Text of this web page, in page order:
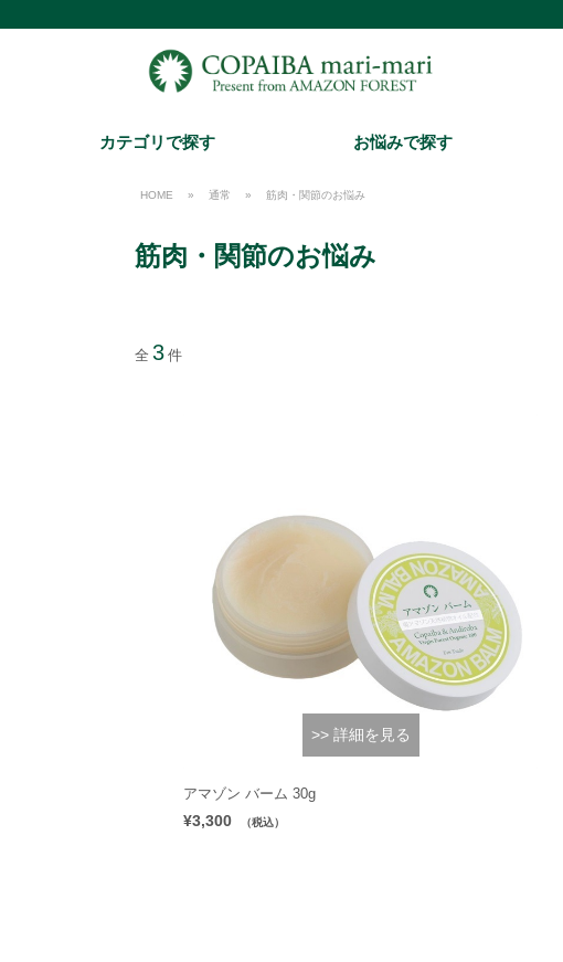
カテゴリで探す お悩みで探す
HOME » 通常 » 筋肉・関節のお悩み
筋肉・関節のお悩み
全 3 件
>> 詳細を見る
アマゾン バーム 30g
¥3,300 （税込）